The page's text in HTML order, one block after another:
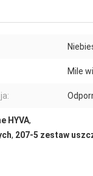
Mile
HYVA,
, 207-5 zestaw